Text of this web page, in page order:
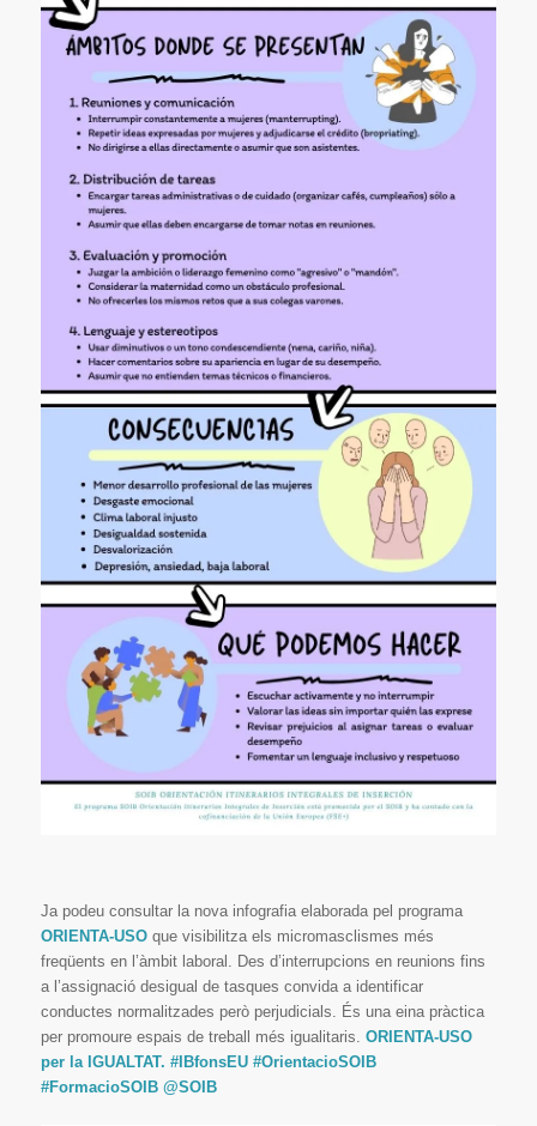
Ja podeu consultar la nova infografia elaborada pel programa
ORIENTA-USOque visibilitza els micromasclismes més
freqüents en l’àmbit laboral. Des d’interrupcions en reunions fins
a l’assignació desigual de tasques convida a identificar
conductes normalitzades però perjudicials. És una eina pràctica
per promoure espais de treball més igualitaris. ORIENTA-USO
per la IGUALTAT. #IBfonsEU #OrientacioSOIB
#FormacioSOIB@SOIB